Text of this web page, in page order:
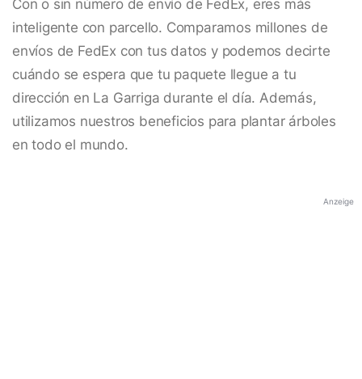
Con o sin número de envío de FedEx, eres más
inteligente con parcello. Comparamos millones de
envíos de FedEx con tus datos y podemos decirte
cuándo se espera que tu paquete llegue a tu
dirección en La Garriga durante el día. Además,
utilizamos nuestros beneficios para plantar árboles
en todo el mundo.
Anzeige